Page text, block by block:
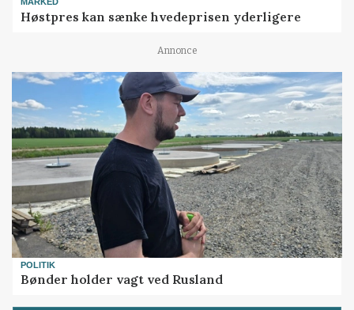
Høstpres kan sænke hvedeprisen yderligere
Annonce
POLITIK
Bønder holder vagt ved Rusland